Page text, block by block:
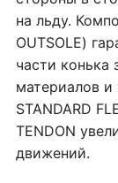
на льду.
OUTSOLE)
части конька
материалов
STANDARD
TENDON
движений.